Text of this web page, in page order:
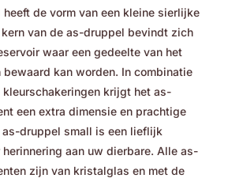
de vorm van een kleine sierlijke
van de as-druppel bevindt zich
waar een gedeelte van het
kan worden. In combinatie
kleurschakeringen krijgt het as-
een extra dimensie en prachtige
druppel small is een lieflijk
herinnering aan uw dierbare. Alle as-
zijn van kristalglas en met de